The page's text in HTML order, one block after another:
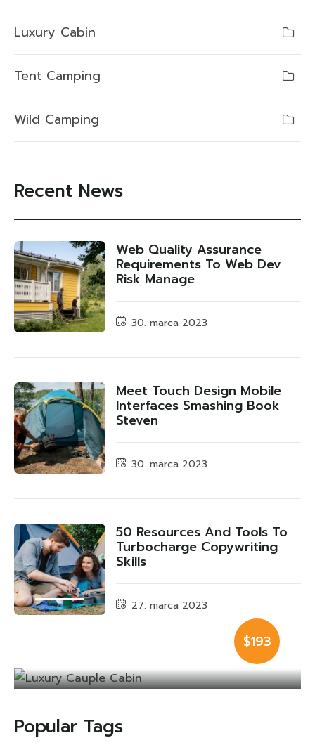
Luxury Cabin
Tent Camping
Wild Camping
Recent News
Web Quality Assurance
Requirements To Web Dev
Risk Manage
30. marca 2023
Meet Touch Design Mobile
Interfaces Smashing Book
Steven
30. marca 2023
50 Resources And Tools To
Turbocharge Copywriting
Skills
27. marca 2023
$193
Popular Tags